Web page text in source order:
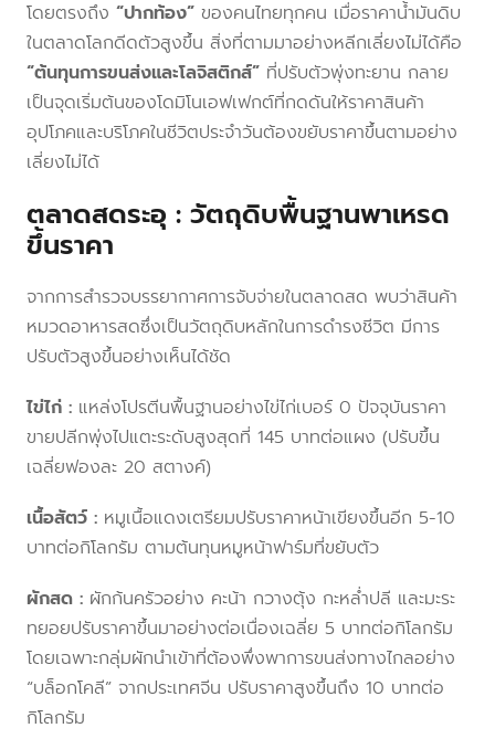
โดยตรงถึง “ปากท้อง” ของคนไทยทุกคน เมื่อราคาน้ำมันดิบ
ในตลาดโลกดีดตัวสูงขึ้น สิ่งที่ตามมาอย่างหลีกเลี่ยงไม่ได้คือ
“ต้นทุนการขนส่งและโลจิสติกส์” ที่ปรับตัวพุ่งทะยาน กลาย
เป็นจุดเริ่มต้นของโดมิโนเอฟเฟกต์ที่กดดันให้ราคาสินค้า
อุปโภคและบริโภคในชีวิตประจำวันต้องขยับราคาขึ้นตามอย่าง
เลี่ยงไม่ได้
ตลาดสดระอุ : วัตถุดิบพื้นฐานพาเหรด
ขึ้นราคา
จากการสำรวจบรรยากาศการจับจ่ายในตลาดสด พบว่าสินค้า
หมวดอาหารสดซึ่งเป็นวัตถุดิบหลักในการดำรงชีวิต มีการ
ปรับตัวสูงขึ้นอย่างเห็นได้ชัด
ไข่ไก่ : แหล่งโปรตีนพื้นฐานอย่างไข่ไก่เบอร์ 0 ปัจจุบันราคา
ขายปลีกพุ่งไปแตะระดับสูงสุดที่ 145 บาทต่อแผง (ปรับขึ้น
เฉลี่ยฟองละ 20 สตางค์)
เนื้อสัตว์ : หมูเนื้อแดงเตรียมปรับราคาหน้าเขียงขึ้นอีก 5-10
บาทต่อกิโลกรัม ตามต้นทุนหมูหน้าฟาร์มที่ขยับตัว
ผักสด : ผักก้นครัวอย่าง คะน้า กวางตุ้ง กะหล่ำปลี และมะระ
ทยอยปรับราคาขึ้นมาอย่างต่อเนื่องเฉลี่ย 5 บาทต่อกิโลกรัม
โดยเฉพาะกลุ่มผักนำเข้าที่ต้องพึ่งพาการขนส่งทางไกลอย่าง
“บล็อกโคลี” จากประเทศจีน ปรับราคาสูงขึ้นถึง 10 บาทต่อ
กิโลกรัม